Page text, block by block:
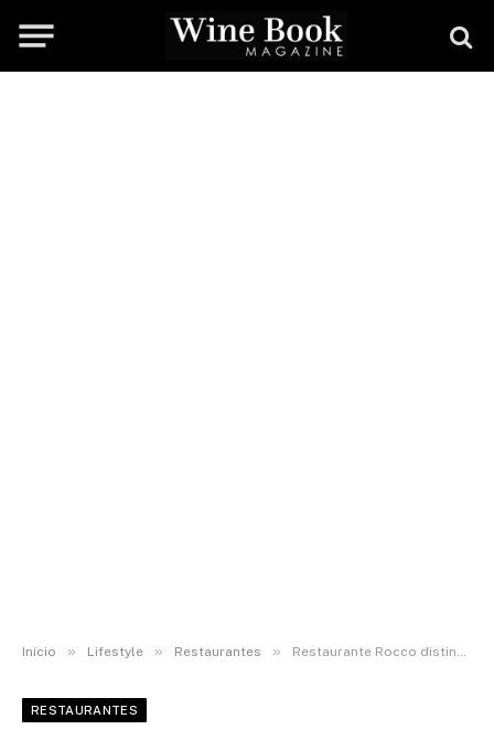
Início » Lifestyle » Restaurantes » Restaurante Rocco distinguido pela Wine Spectator com “Best of Award of Excellence”
RESTAURANTES